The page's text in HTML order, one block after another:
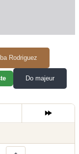
Rodriguez
Do majeur